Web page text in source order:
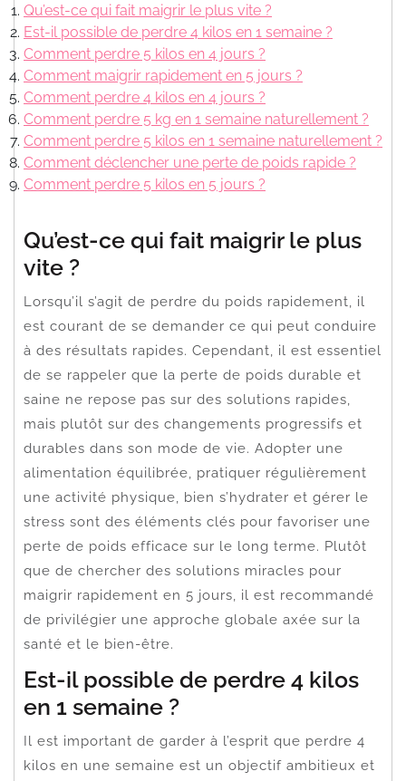
Qu’est-ce qui fait maigrir le plus vite ?
Est-il possible de perdre 4 kilos en 1 semaine ?
Comment perdre 5 kilos en 4 jours ?
Comment maigrir rapidement en 5 jours ?
Comment perdre 4 kilos en 4 jours ?
Comment perdre 5 kg en 1 semaine naturellement ?
Comment perdre 5 kilos en 1 semaine naturellement ?
Comment déclencher une perte de poids rapide ?
Comment perdre 5 kilos en 5 jours ?
Qu’est-ce qui fait maigrir le plus
vite ?
Lorsqu’il s’agit de perdre du poids rapidement, il
est courant de se demander ce qui peut conduire
à des résultats rapides. Cependant, il est essentiel
de se rappeler que la perte de poids durable et
saine ne repose pas sur des solutions rapides,
mais plutôt sur des changements progressifs et
durables dans son mode de vie. Adopter une
alimentation équilibrée, pratiquer régulièrement
une activité physique, bien s’hydrater et gérer le
stress sont des éléments clés pour favoriser une
perte de poids efficace sur le long terme. Plutôt
que de chercher des solutions miracles pour
maigrir rapidement en 5 jours, il est recommandé
de privilégier une approche globale axée sur la
santé et le bien-être.
Est-il possible de perdre 4 kilos
en 1 semaine ?
Il est important de garder à l’esprit que perdre 4
kilos en une semaine est un objectif ambitieux et